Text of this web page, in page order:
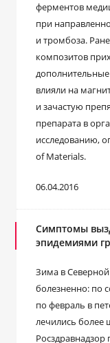
ферментов
при
и тромбоза.
композитов
влияли на
и зачастую
препарата в
исследованию,
of Materials.
06.04.2016
Симптомы
эпидемиями
Зима в
болезненно: по
по февраль в
лечились более
Росздравнадзор